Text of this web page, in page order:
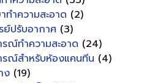
ทำความสะอาด (2)
ย์ปรับอากาศ (3)
ณ์ทำความสะอาด (24)
ณ์สำหรับห้องแคนทีน (4)
ง (19)